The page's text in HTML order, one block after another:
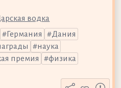
водка
Германия
Дания
наука
премия
физика